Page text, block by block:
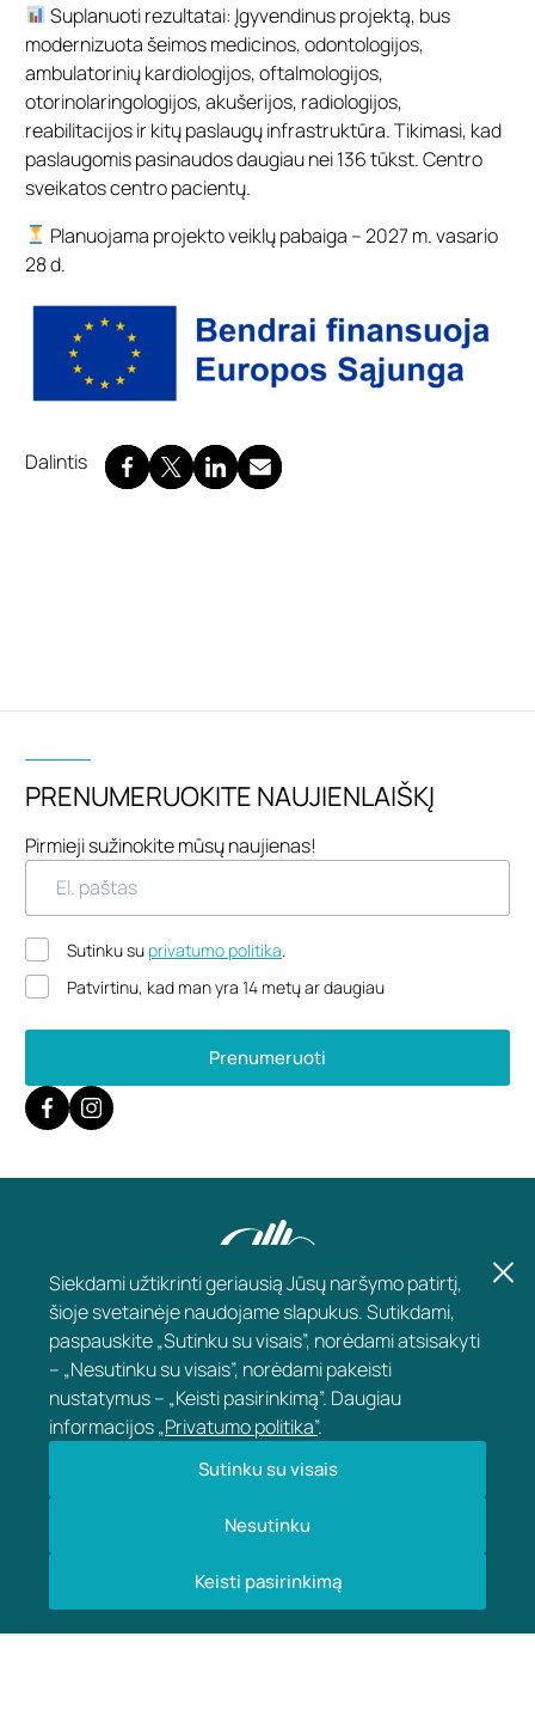
Suplanuoti rezultatai: Įgyvendinus projektą, bus
modernizuota šeimos medicinos, odontologijos,
ambulatorinių kardiologijos, oftalmologijos,
otorinolaringologijos, akušerijos, radiologijos,
reabilitacijos ir kitų paslaugų infrastruktūra. Tikimasi, kad
paslaugomis pasinaudos daugiau nei 136 tūkst. Centro
sveikatos centro pacientų.
Planuojama projekto veiklų pabaiga – 2027 m. vasario
28 d.
Dalintis
PRENUMERUOKITE NAUJIENLAIŠKĮ
Pirmieji sužinokite mūsų naujienas!
Prenumeruoti
Sutinku su privatumo politika.
Patvirtinu, kad man yra 14 metų ar daugiau
Siekdami užtikrinti geriausią Jūsų naršymo patirtį,
šioje svetainėje naudojame slapukus. Sutikdami,
paspauskite „Sutinku su visais”, norėdami atsisakyti
– „Nesutinku su visais”, norėdami pakeisti
nustatymus – „Keisti pasirinkimą”. Daugiau
informacijos„Privatumo politika”.
Sutinku su visais
Nesutinku
Keisti pasirinkimą
INFORMACIJA